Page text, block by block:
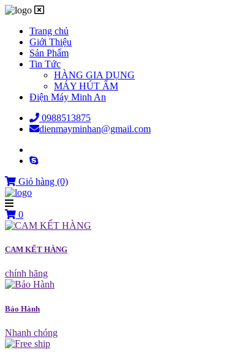
Trang chủ
Giới Thiệu
Sản Phẩm
Tin Tức
HÀNG GIA DỤNG
MÁY HÚT ẨM
Điện Máy Minh An
0988513875
dienmayminhan@gmail.com
Giỏ hàng (0)
0
CAM KẾT HÀNG
chính hãng
Bảo Hành
Nhanh chóng